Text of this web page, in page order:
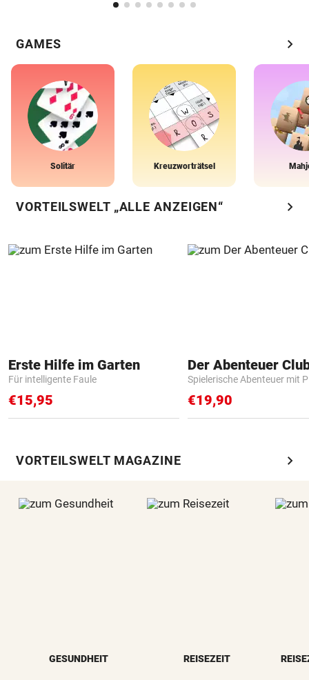
GAMES chevron_right
Solitär Kreuzworträtsel
VORTEILSWELT „ALLE ANZEIGEN“ chevron_right
Erste Hilfe im Garten
Für intelligente Faule
€15,95
Der Abenteuer
Spielerische Abenteuer mit
€19,90
VORTEILSWELT MAGAZINE chevron_right
GESUNDHEIT REISEZEIT